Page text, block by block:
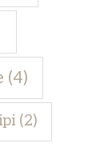
(4)
(2)